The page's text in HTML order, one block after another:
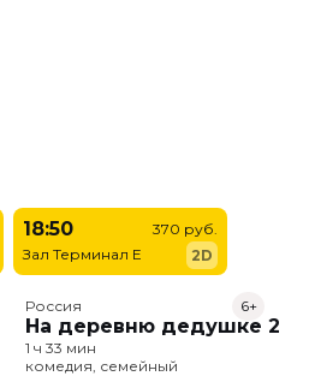
18:50
Зал Терминал E
370 руб.
2D
Россия
На деревню дедушке 2
6+
1 ч 33 мин
комедия, семейный